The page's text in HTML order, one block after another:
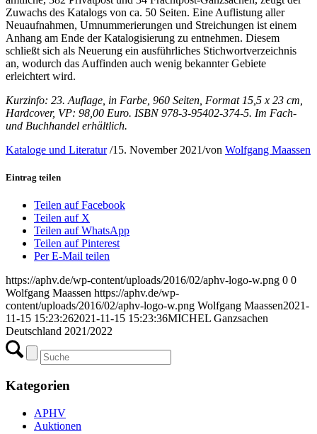
Zuwachs des Katalogs von ca. 50 Seiten. Eine Auflistung aller
Neuaufnahmen, Umnummerierungen und Streichungen ist einem
Anhang am Ende der Katalogisierung zu entnehmen. Diesem
schließt sich als Neuerung ein ausführliches Stichwortverzeichnis
an, wodurch das Auffinden auch wenig bekannter Gebiete
erleichtert wird.
Kurzinfo: 23. Auflage, in Farbe, 960 Seiten, Format 15,5 x 23 cm,
Hardcover, VP: 98,00 Euro. ISBN 978-3-95402-374-5. Im Fach-
und Buchhandel erhältlich.
Kataloge und Literatur /15. November 2021/von Wolfgang Maassen
Eintrag teilen
Teilen auf Facebook
Teilen auf X
Teilen auf WhatsApp
Teilen auf Pinterest
Per E-Mail teilen
https://aphv.de/wp-content/uploads/2016/02/aphv-logo-w.png 0 0
Wolfgang Maassen https://aphv.de/wp-
content/uploads/2016/02/aphv-logo-w.png Wolfgang Maassen2021-
11-15 15:23:262021-11-15 15:23:36MICHEL Ganzsachen
Deutschland 2021/2022
Kategorien
APHV
Auktionen